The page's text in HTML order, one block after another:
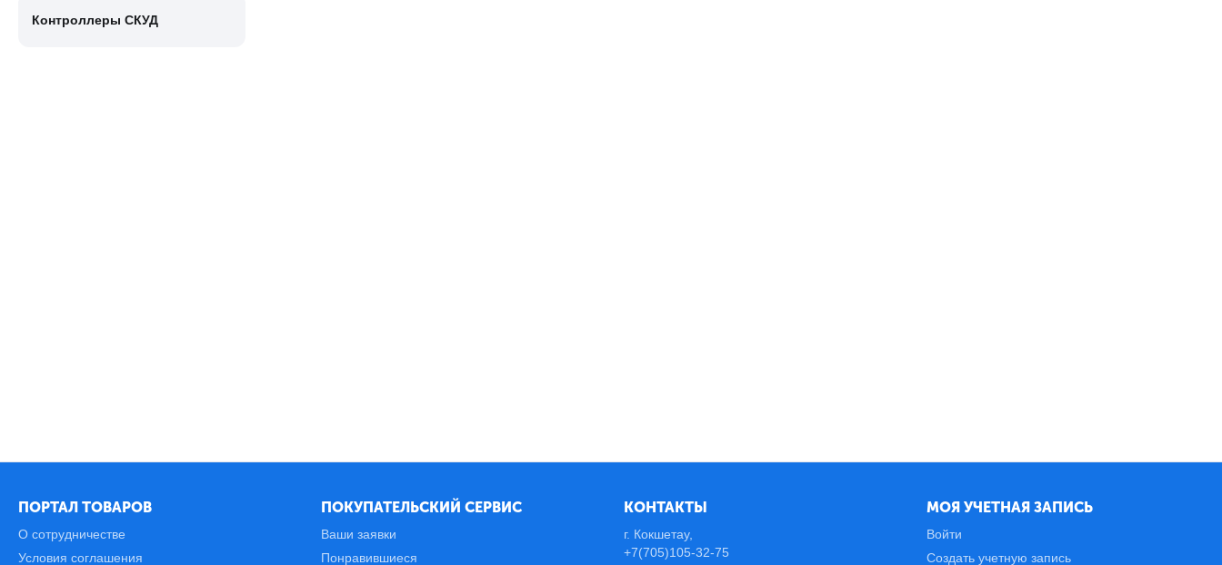
Контроллеры СКУД
ПОРТАЛ ТОВАРОВ
О сотрудничестве
Условия соглашения
ПОКУПАТЕЛЬСКИЙ СЕРВИС
Ваши заявки
Понравившиеся
КОНТАКТЫ
г. Кокшетау,
+7(705)105-32-75
МОЯ УЧЕТНАЯ ЗАПИСЬ
Войти
Создать учетную запись